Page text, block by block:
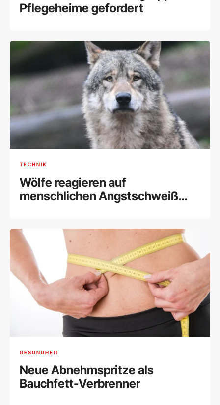
Pflegeheime gefordert
TECHNIK
Wölfe reagieren auf
menschlichen Angstschweiß
GESUNDHEIT
Neue Abnehmspritze als
Bauchfett-Verbrenner